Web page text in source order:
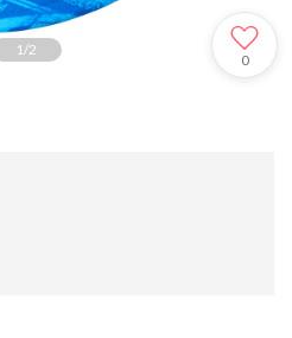
1/2
0